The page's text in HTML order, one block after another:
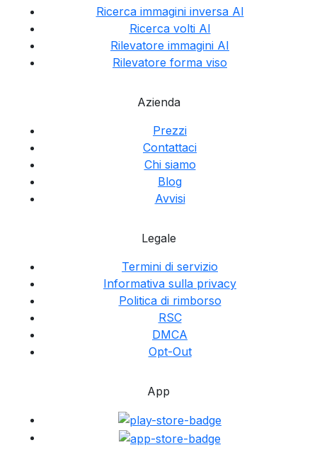
Azienda
Prezzi
Contattaci
Chi siamo
Blog
Avvisi
Ricerca immagini inversa AI
Ricerca volti AI
Rilevatore immagini AI
Rilevatore forma viso
Legale
Termini di servizio
Informativa sulla privacy
Politica di rimborso
RSC
DMCA
Opt-Out
App